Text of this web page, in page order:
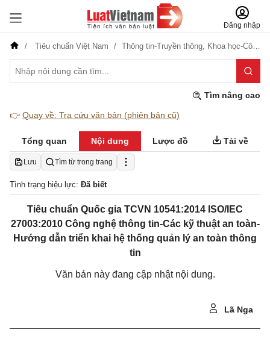
Đăng nhập
Tiêu chuẩn Việt Nam Thông tin-Truyền thông, Khoa học-Công nghệ
Tìm nâng cao
👉 Quay về: Tra cứu văn bản (phiên bản cũ)
Tổng quan Nội dung Lược đồ Tải về
Lưu Tìm từ trong trang
Tình trạng hiệu lực: Đã biết
Tiêu chuẩn Quốc gia TCVN 10541:2014 ISO/IEC
27003:2010 Công nghệ thông tin-Các kỹ thuật an toàn-
Hướng dẫn triển khai hệ thống quản lý an toàn thông
tin
Văn bản này đang cập nhật nội dung.
Lã Nga